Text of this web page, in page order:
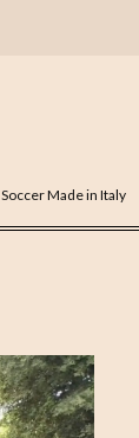
Soccer Made in Italy